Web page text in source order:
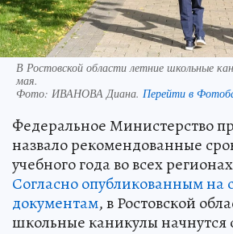
В Ростовской области летние школьные
мая.
Фото: ИВАНОВА Диана. Перейти в
Федеральное Министерство
назвало рекомендованные
учебного года во всех
Согласно опубликованным на
документам, в Ростовской
школьные каникулы начнутся